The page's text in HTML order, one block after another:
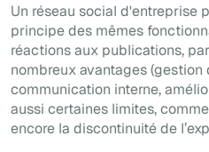
Un réseau social d'entreprise
principe des mêmes
réactions aux publications,
nombreux avantages
communication interne,
aussi certaines limites,
encore la discontinuité de